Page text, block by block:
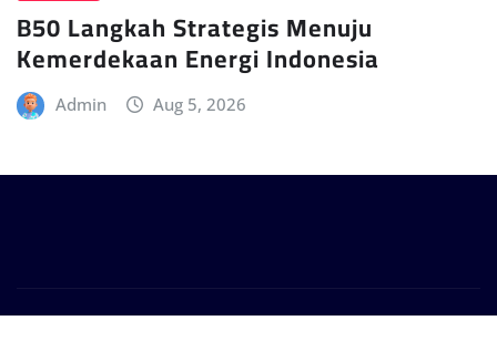
B50 Langkah Strategis Menuju
Kemerdekaan Energi Indonesia
Admin Aug 5, 2026